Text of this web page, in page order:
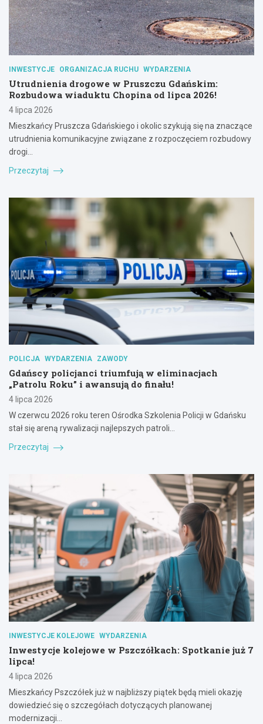
INWESTYCJE ORGANIZACJA RUCHU WYDARZENIA
Utrudnienia drogowe w Pruszczu Gdańskim:
Rozbudowa wiaduktu Chopina od lipca 2026!
4 lipca 2026
Mieszkańcy Pruszcza Gdańskiego i okolic szykują się na znaczące
utrudnienia komunikacyjne związane z rozpoczęciem rozbudowy
drogi…
Przeczytaj
POLICJA WYDARZENIA ZAWODY
Gdańscy policjanci triumfują w eliminacjach
„Patrolu Roku” i awansują do finału!
4 lipca 2026
W czerwcu 2026 roku teren Ośrodka Szkolenia Policji w Gdańsku
stał się areną rywalizacji najlepszych patroli…
Przeczytaj
INWESTYCJE KOLEJOWE WYDARZENIA
Inwestycje kolejowe w Pszczółkach: Spotkanie już 7
lipca!
4 lipca 2026
Mieszkańcy Pszczółek już w najbliższy piątek będą mieli okazję
dowiedzieć się o szczegółach dotyczących planowanej
modernizacji…